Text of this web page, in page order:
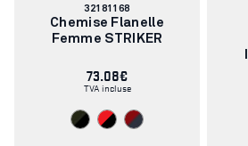
Numéro
d'article:
32181168
Chemise Flanelle
Femme STRIKER
73.08€
TVA incluse